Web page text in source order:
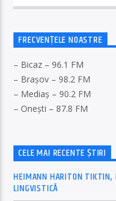
FRECVENȚELE NOASTRE
– Bicaz – 96.1 FM
– Brașov – 98.2 FM
– Mediaș – 90.2 FM
– Onești – 87.8 FM
CELE MAI RECENTE ȘTIRI
HEIMANN HARITON TIKTIN,
LINGVISTICĂ